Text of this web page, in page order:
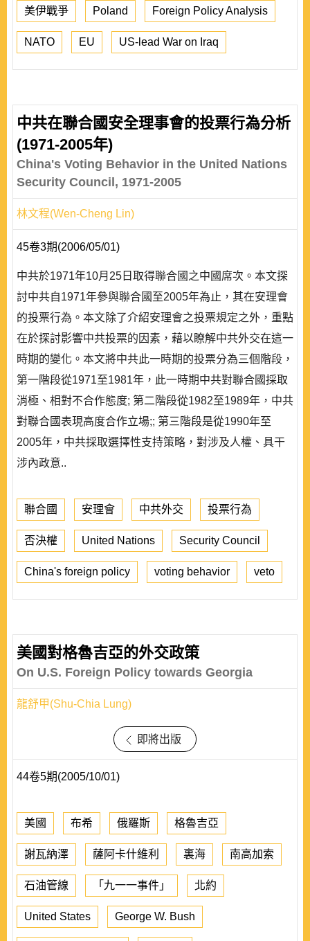
美伊戰爭 Poland Foreign Policy Analysis
NATO EU US-lead War on Iraq
中共在聯合國安全理事會的投票行為分析
(1971-2005年)
China's Voting Behavior in the United Nations
Security Council, 1971-2005
林文程(Wen-Cheng Lin)
45卷3期(2006/05/01)
中共於1971年10月25日取得聯合國之中國席次。本文探
討中共自1971年參與聯合國至2005年為止，其在安理會
的投票行為。本文除了介紹安理會之投票規定之外，重點
在於探討影響中共投票的因素，藉以瞭解中共外交在這一
時期的變化。本文將中共此一時期的投票分為三個階段，
第一階段從1971至1981年，此一時期中共對聯合國採取
消極、相對不合作態度; 第二階段從1982至1989年，中共
對聯合國表現高度合作立場;; 第三階段是從1990年至
2005年，中共採取選擇性支持策略，對涉及人權、具干
涉內政意..
聯合國 安理會 中共外交 投票行為
否決權 United Nations Security Council
China's foreign policy voting behavior veto
美國對格魯吉亞的外交政策
On U.S. Foreign Policy towards Georgia
龍舒甲(Shu-Chia Lung)
即將出版
44卷5期(2005/10/01)
美國 布希 俄羅斯 格魯吉亞
謝瓦納澤 薩阿卡什維利 裏海 南高加索
石油管線 「九一一事件」 北約
United States George W. Bush